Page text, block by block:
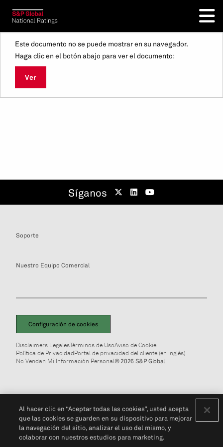
Este documento no se puede mostrar en su navegador.
Haga clic en el botón abajo para ver el documento:
Ver
Síganos
Soporte
Nuestro Equipo Comercial
Configuración de cookies
Disclaimers LegalesTérminos de UsoAviso de Cookie
Política de PrivacidadPortal de privacidad del cliente (en inglés)
No Vendan Mi Información Personal© 2026 S&P Global
Al hacer clic en “Aceptar todas las cookies”, usted acepta
que las cookies se guarden en su dispositivo para mejorar
la navegación del sitio, analizar el uso del mismo, y
colaborar con nuestros estudios para marketing.